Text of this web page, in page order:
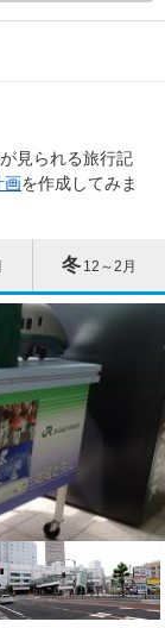
ラーのクチコミ
独特の黄色がかった
な空間
せん
グを見る
クリップ
月山・朝日岳
3.47
ラーのクチコミ
目の阿弥陀原が素敵で
きれい
全体が桜でピンク色
予算
行記をもとに集計
秋 9～11月
クリップ
見られる旅行記
画を作成してみま
冬 12～2月